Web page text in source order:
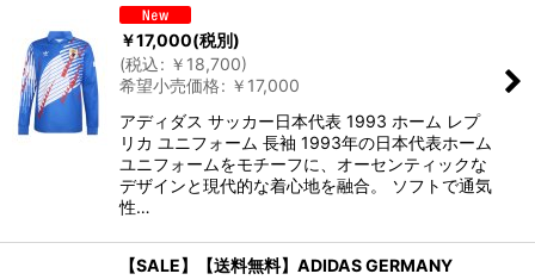
￥17,000(税別)
(税込: ￥ 18,700)
希望小売価格: ￥ 17,000
アディダス サッカー日本代表 1993 ホーム レプ
リカ ユニフォーム 長袖 1993年の日本代表ホーム
ユニフォームをモチーフに、オーセンティックな
デザインと現代的な着心地を融合。 ソフトで通気
性…
【SALE】【送料無料】ADIDAS GERMANY